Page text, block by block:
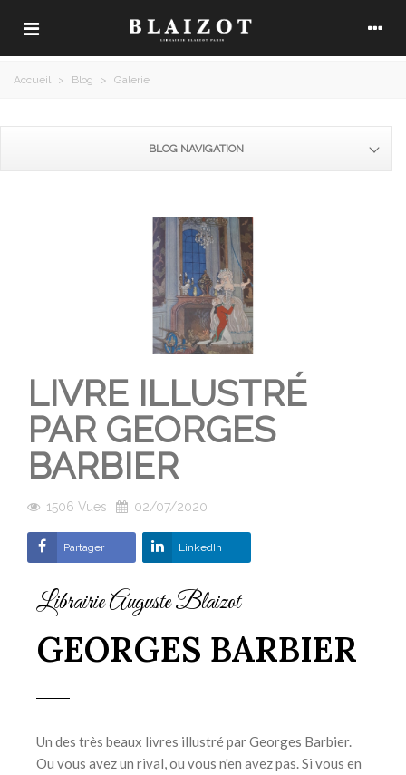
Accueil > Blog > Galerie
BLOG NAVIGATION
LIVRE ILLUSTRÉ
PAR GEORGES
BARBIER
1506 Vues 02/07/2020
Partager LinkedIn
Librairie Auguste Blaizot
GEORGES BARBIER
Un des très beaux livres illustré par Georges Barbier.
Ou vous avez un rival, ou vous n'en avez pas. Si vous en